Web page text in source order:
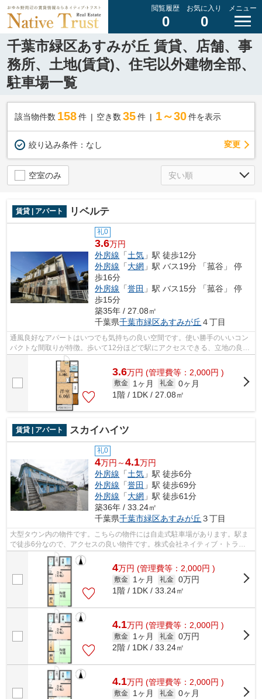
閲覧履歴
0
お気に入り
0
メニュー
千葉市緑区あすみが丘 賃貸、店舗、事
務所、土地(賃貸)、住宅以外建物全部、
駐車場一覧
該当物件数 158件 空き数 35 件 1～30 件を表示
絞り込み条件： なし 変更
空室のみ
賃貸 | アパート リベルテ
礼0
3.6万円
外房線 「土気 」駅 徒歩12分
外房線 「大網 」駅 バス19分 「菰谷」 停
歩16分
外房線 「誉田 」駅 バス15分 「菰谷」 停
歩15分
築35年 / 27.08㎡
千葉県千葉市緑区あすみが丘 ４丁目
通風良好なアパートはいつでも気持ちの良い空間です。使い勝手のいいコン
パクトな間取りが特徴。歩いて12分ほどで駅にアクセスできる、立地の良さ
も魅力の物件です。忙しい方にはうっ...
3.6万円 (管理費等：2,000円 )
敷金 1ヶ月 礼金 0ヶ月
1階 / 1DK / 27.08㎡
賃貸 | アパート スカイハイツ
礼0
4万円～4.1万円
外房線 「土気 」駅 徒歩6分
外房線 「誉田 」駅 徒歩69分
外房線 「大網 」駅 徒歩61分
築36年 / 33.24㎡
千葉県千葉市緑区あすみが丘 ３丁目
大型タウン内の物件です。こちらの物件には自走式駐車場があります。駅ま
で徒歩6分なので、アクセスの良い物件です。株式会社ネイティブ・トラス
トには千葉市緑区エリアの賃貸情報がご...
4万円 (管理費等：2,000円 )
敷金 1ヶ月 礼金 0万円
1階 / 1DK / 33.24㎡
4.1万円 (管理費等：2,000円 )
敷金 1ヶ月 礼金 0万円
2階 / 1DK / 33.24㎡
4.1万円 (管理費等：2,000円 )
敷金 1ヶ月 礼金 0ヶ月